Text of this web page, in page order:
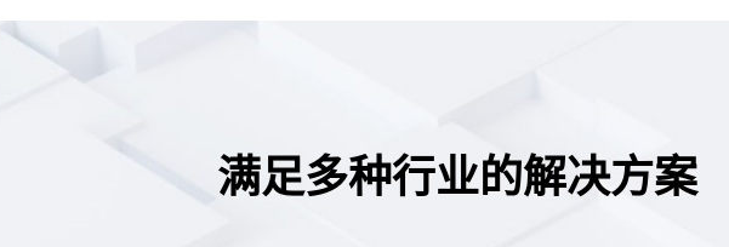
满足多种行业的解决方案